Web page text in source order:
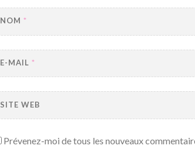
NOM *
E-MAIL *
SITE WEB
Prévenez-moi de tous les nouveaux